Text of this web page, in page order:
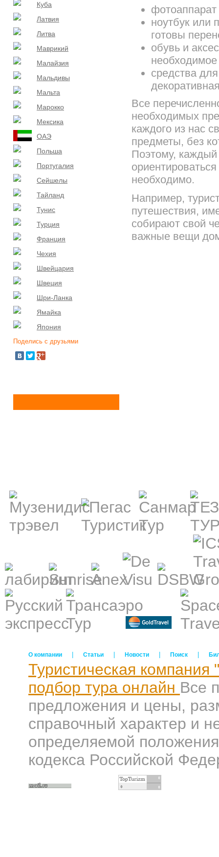
Куба
Латвия
Литва
Маврикий
Малайзия
Мальдивы
Мальта
Марокко
Мексика
ОАЭ
Польша
Португалия
Сейшелы
Тайланд
Тунис
Турция
Франция
Чехия
Швейцария
Швеция
Шри-Ланка
Ямайка
Япония
Поделись с друзьями
ноутбук или
готовы
обувь и
необходимое
средства
Все
необходимых
каждого из нас
предметы, без
Поэтому,
необходимо.
Например,
путешествия,
собирают свой
важные вещи
О компании Статьи Новости Поиск
Туристическая компания
подбор тура онлайн Все
предложения и цены,
справочный характер и
определяемой
кодекса Российской